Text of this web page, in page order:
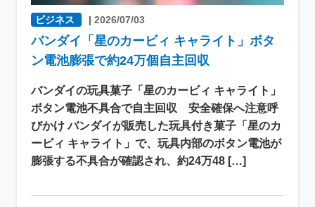
ビジネス |2026/07/03
バンダイ「星のカービィ キャライト」ボタ
ン電池膨張で約24万個自主回収
バンダイの玩具菓子「星のカービィ キャライト」
ボタン電池不具合で自主回収 安全確保へ注意呼
びかけ バンダイが販売した玩具付き菓子「星のカ
ービィ キャライト」で、玩具内部のボタン電池が
膨張する不具合が確認され、約24万48 […]